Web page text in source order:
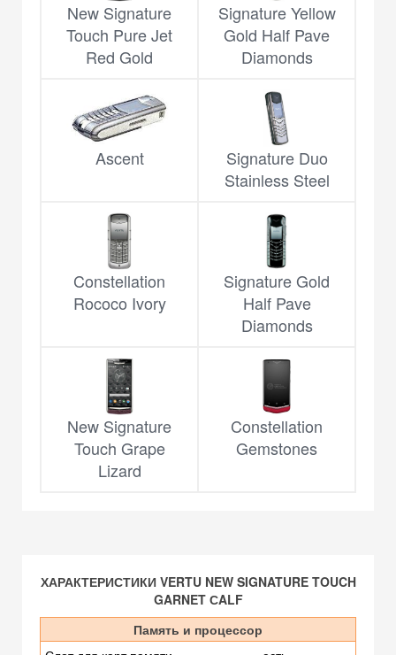
New Signature
Touch Pure Jet
Red Gold
Signature Yellow
Gold Half Pave
Diamonds
Ascent
Signature Duo
Stainless Steel
Constellation
Rococo Ivory
Signature Gold
Half Pave
Diamonds
New Signature
Touch Grape
Lizard
Constellation
Gemstones
ХАРАКТЕРИСТИКИ VERTU NEW SIGNATURE TOUCH
GARNET СALF
Память и процессор